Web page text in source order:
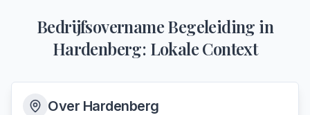
Bedrijfsovername Begeleiding in
Hardenberg: Lokale Context
Over Hardenberg